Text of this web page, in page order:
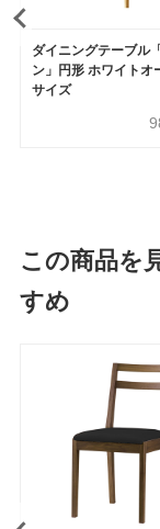
ダイニングテーブル
ン」円形 ホワイトオ
サイズ
この商品を
すめ